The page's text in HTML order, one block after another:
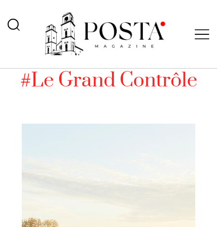
#Le Grand Contrôle